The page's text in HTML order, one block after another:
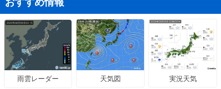
雨雲レーダー 天気図 実況天気